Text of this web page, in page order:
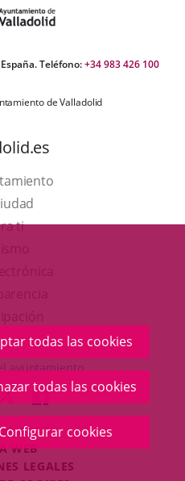
todas las cookies
todas las cookies
Configurar cookies
Teléfono:+34 983 426 100
de Valladolid
ti
en
una
ventana
nueva.
aplicación
externa.
ayuntamiento
ENLACE
A
UNA
APLICACIÓN
EXTERNA.
ENLACE
A
UNA
EXTERNA.
WEB
LEGALES